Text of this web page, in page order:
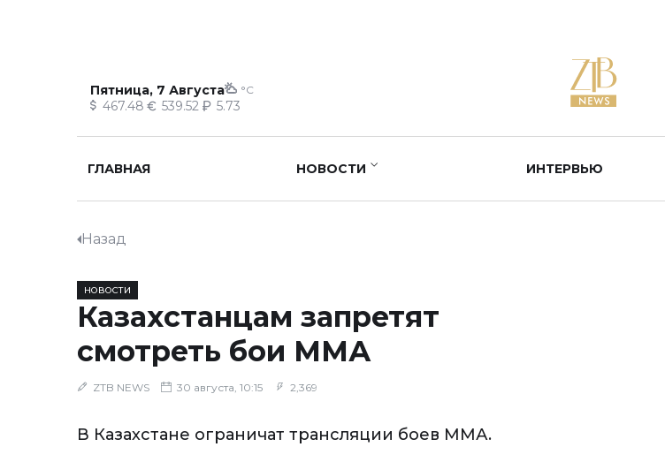
Пятница, 7 Августа °C
467.48 539.52 5.73
ГЛАВНАЯ НОВОСТИ ИНТЕРВЬЮ
Назад
НОВОСТИ
Казахстанцам запретят
смотреть бои ММА
ZTB NEWS 30 августа, 10:15 2,369
В Казахстане ограничат трансляции боев ММА.